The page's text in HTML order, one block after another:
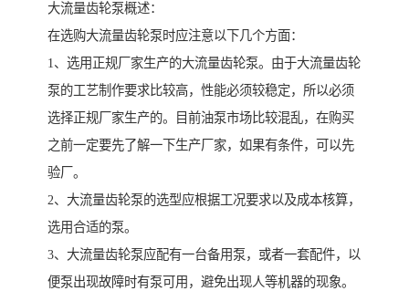
大流量齿轮泵概述：
在选购大流量齿轮泵时应注意以下几个方面：
1、选用正规厂家生产的大流量齿轮泵。由于大流量齿轮
泵的工艺制作要求比较高，性能必须较稳定，所以必须
选择正规厂家生产的。目前油泵市场比较混乱，在购买
之前一定要先了解一下生产厂家，如果有条件，可以先
验厂。
2、大流量齿轮泵的选型应根据工况要求以及成本核算，
选用合适的泵。
3、大流量齿轮泵应配有一台备用泵，或者一套配件，以
便泵出现故障时有泵可用，避免出现人等机器的现象。